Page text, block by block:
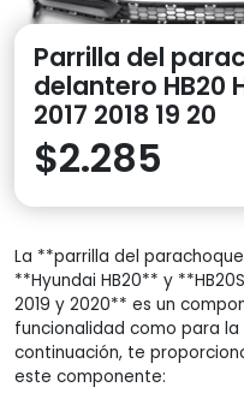
Parrilla del
delantero HB20
2017 2018 19 20
$2.285
La **parrilla del
**Hyundai HB20** y
2019 y 2020** es un
funcionalidad como para
continuación, te
este componente: